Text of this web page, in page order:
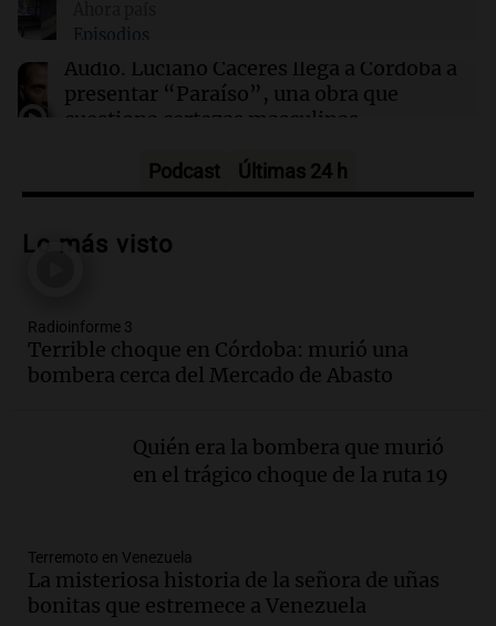
18:54 Sociedad
Accidente en La Boca: tren y colectivo
colisionan, dejando tres heridos en el barrio
Episodios
Audio. Luciano Cáceres llega a Córdoba a
presentar “Paraíso”, una obra que
cuestiona certezas masculinas
Audio.Giordano advirtió por el
haya más crédito y a menor tasa"
Audio.Media sanción a la ley de
inviolabilidad: un avance para
propietarios e inquilinos en Argentina
Promocionan cortes de cerdo
ante la caída de consumo de carne de
Episodios
Audio.Fieles movilizados por San
Podcast Últimas 24 h
Lo más visto
Radioinforme 3
Terrible choque en Córdoba: murió una
bombera cerca del Mercado de Abasto
Quién era la bombera que murió
en el trágico choque de la ruta 19
Terremoto en Venezuela
La misteriosa historia de la señora de uñas
bonitas que estremece a Venezuela